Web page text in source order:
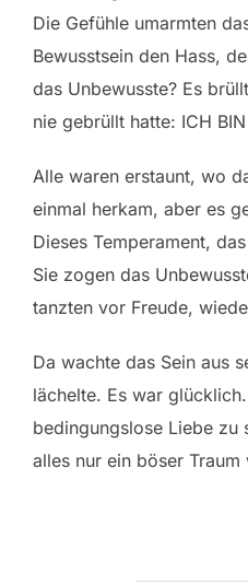
Die Gefühle umarmten
Bewusstsein den Hass,
das Unbewusste? Es
nie gebrüllt hatte: ICH
Alle waren erstaunt, wo
einmal herkam, aber es
Dieses Temperament,
Sie zogen das
tanzten vor Freude,
Da wachte das Sein aus
lächelte. Es war
bedingungslose Liebe zu
alles nur ein böser Traum